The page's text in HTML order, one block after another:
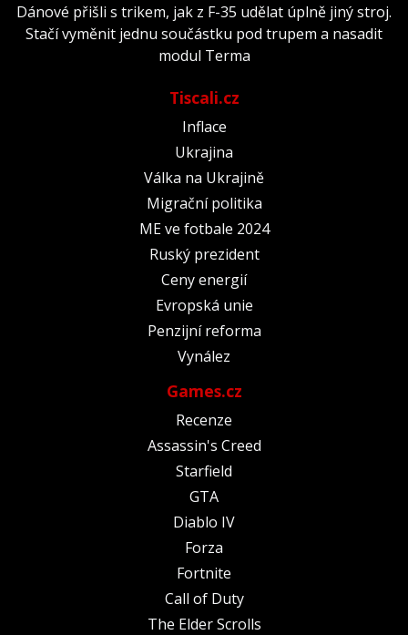
Dánové přišli s trikem, jak z F-35 udělat úplně jiný stroj.
Stačí vyměnit jednu součástku pod trupem a nasadit
modul Terma
Tiscali.cz
Inflace
Ukrajina
Válka na Ukrajině
Migrační politika
ME ve fotbale 2024
Ruský prezident
Ceny energií
Evropská unie
Penzijní reforma
Vynález
Games.cz
Recenze
Assassin's Creed
Starfield
GTA
Diablo IV
Forza
Fortnite
Call of Duty
The Elder Scrolls